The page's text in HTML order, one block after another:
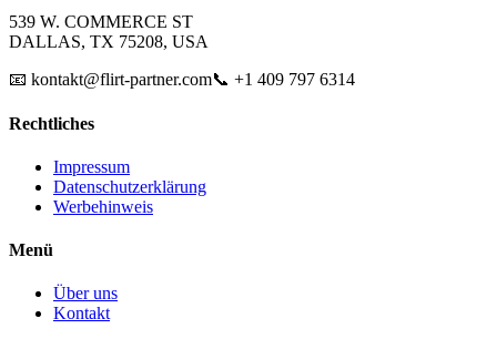
539 W. COMMERCE ST
DALLAS, TX 75208, USA
📧 kontakt@flirt-partner.com📞 +1 409 797 6314
Rechtliches
Impressum
Datenschutzerklärung
Werbehinweis
Menü
Über uns
Kontakt